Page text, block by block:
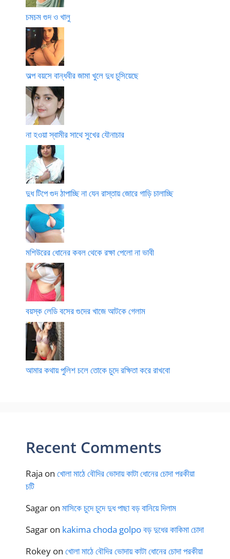
চমচম গুদ ও খালু
অল্প বয়সে বান্ধবীর জামা খুলে দুধ চুসিয়েছে
না হওয়া স্বামীর সাথে সুখের যৌনাচার
দুধ টিপে গুদ ঠাপাচ্ছি না যেন রাস্তায় জোরে গাড়ি চালাচ্ছি
মশিউরের ধোনের কবল থেকে রক্ষা পেলো না ভাবী
বয়স্ক লেডি বসের গুদের খাজে আটকে গেলাম
আমার কথায় পুলিশ চলে তোকে চুদে রক্ষিতা করে রাখবো
Recent Comments
Raja on খোলা মাঠে বৌদির ভোদায় কাটা ধোনের চোদা পরকীয়া
চটি
Sagar on মাসিকে চুদে চুদে দুধ পাছা বড় বানিয়ে দিলাম
Sagar on kakima choda golpo বড় দুধের কাকিমা চোদা
Rokey on খোলা মাঠে বৌদির ভোদায় কাটা ধোনের চোদা পরকীয়া